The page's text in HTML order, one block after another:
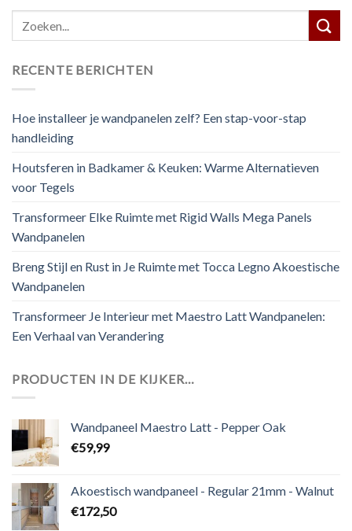
RECENTE BERICHTEN
Hoe installeer je wandpanelen zelf? Een stap-voor-stap
handleiding
Houtsferen in Badkamer & Keuken: Warme Alternatieven
voor Tegels
Transformeer Elke Ruimte met Rigid Walls Mega Panels
Wandpanelen
Breng Stijl en Rust in Je Ruimte met Tocca Legno Akoestische
Wandpanelen
Transformeer Je Interieur met Maestro Latt Wandpanelen:
Een Verhaal van Verandering
PRODUCTEN IN DE KIJKER…
Wandpaneel Maestro Latt - Pepper Oak
€59,99
Akoestisch wandpaneel - Regular 21mm - Walnut
€172,50